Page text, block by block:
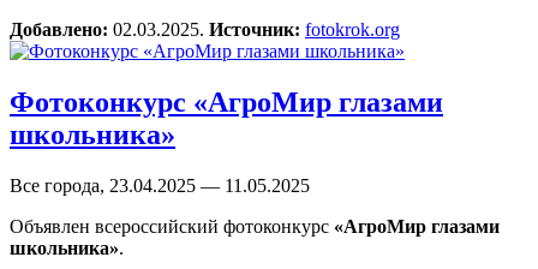
Добавлено: 02.03.2025. Источник: fotokrok.org
Фотоконкурс «АгроМир глазами
школьника»
Все города, 23.04.2025 — 11.05.2025
Объявлен всероссийский фотоконкурс «АгроМир глазами
школьника».